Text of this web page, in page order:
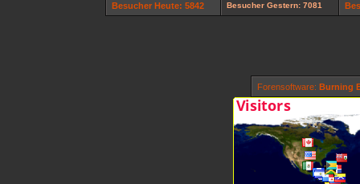
Besucher Heute: 5842 Besucher Gestern: 7081
Forensoftware: Burning